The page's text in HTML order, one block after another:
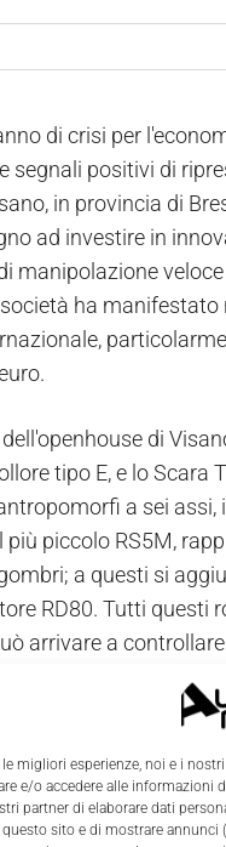
le migliori esperienze, noi e i
e/o accedere alle informazioni
partner di elaborare dati
sito e di mostrare
di crisi per
segnali positivi di
in provincia di
ad investire in
manipolazione
ha
di
tipo E, e lo Scara
a sei
più piccolo RS5M,
a questi si
RD80. Tutti questi
arrivare a
permette
18 volte rispetto ai
step di programma.
porta Ethernet e il